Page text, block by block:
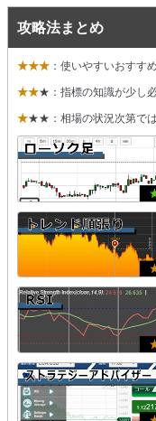
攻略法まとめ
★★★ ：使いやすいおすす
★★★：指標の知識が少し
★★★：相場の状況次第で